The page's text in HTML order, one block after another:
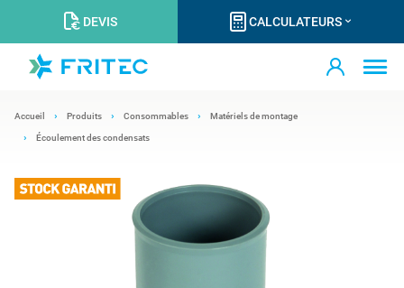
DEVIS CALCULATEURS
Accueil Produits Consommables Matériels de montage
Écoulement des condensats